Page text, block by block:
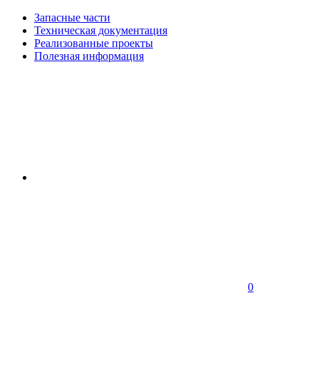
Запасные части
Техническая документация
Реализованные проекты
Полезная информация
0